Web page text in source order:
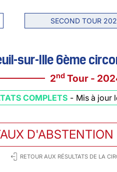
SECOND TOUR
sur-Ille 6ème
2nd Tour -
COMPLETS - Mis à jour
D'ABSTENTION
RETOUR AUX RÉSULTATS DE LA